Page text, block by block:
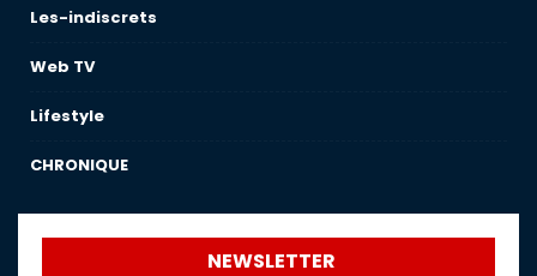
Les-indiscrets
Web TV
Lifestyle
CHRONIQUE
NEWSLETTER